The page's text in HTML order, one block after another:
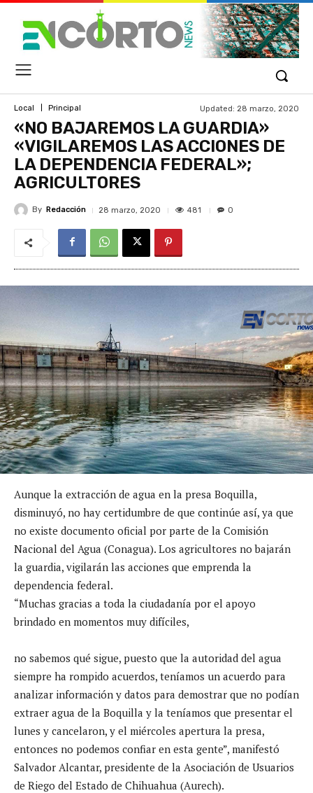
Local Principal Updated: 28 marzo, 2020
«NO BAJAREMOS LA GUARDIA»
«VIGILAREMOS LAS ACCIONES DE
LA DEPENDENCIA FEDERAL»;
AGRICULTORES
By Redacción 28 marzo, 2020 481 0
Aunque la extracción de agua en la presa Boquilla,
disminuyó, no hay certidumbre de que continúe así, ya que
no existe documento oficial por parte de la Comisión
Nacional del Agua (Conagua). Los agricultores no bajarán
la guardia, vigilarán las acciones que emprenda la
dependencia federal.
“Muchas gracias a toda la ciudadanía por el apoyo
brindado en momentos muy difíciles,
no sabemos qué sigue, puesto que la autoridad del agua
siempre ha rompido acuerdos, teníamos un acuerdo para
analizar información y datos para demostrar que no podían
extraer agua de la Boquilla y la teníamos que presentar el
lunes y cancelaron, y el miércoles apertura la presa,
entonces no podemos confiar en esta gente”, manifestó
Salvador Alcantar, presidente de la Asociación de Usuarios
de Riego del Estado de Chihuahua (Aurech).